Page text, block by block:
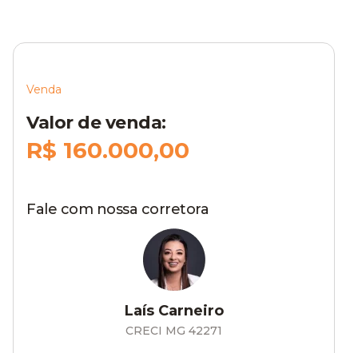
Venda
Valor de venda:
R$ 160.000,00
Fale com nossa corretora
Laís Carneiro
CRECI MG 42271